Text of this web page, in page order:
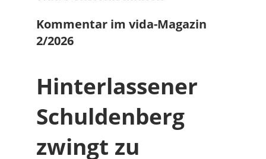
Kommentar im vida-Magazin
2/2026
Hinterlassener
Schuldenberg
zwingt zu